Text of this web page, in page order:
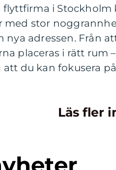
flyttfirma i
stor
nya adressen. Från
placeras i rätt rum
att du kan fokusera
Läs fler